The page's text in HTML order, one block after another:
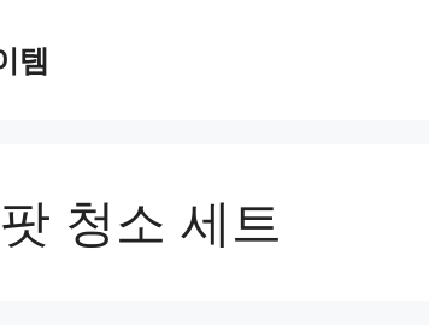
템
청소 세트